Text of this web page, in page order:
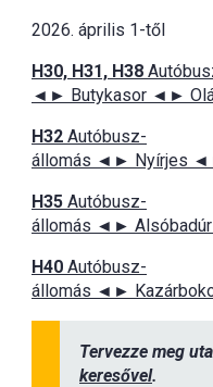
2026. április 1-től
H30, H31, H38
◄► Butykasor ◄►
H32 Autóbusz-
állomás ◄► Nyírjes
H35 Autóbusz-
állomás ◄►
H40 Autóbusz-
állomás ◄►
Tervezze meg
keresővel.